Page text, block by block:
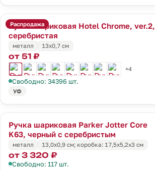
Распродажа
Ручка шариковая Hotel Chrome, ver.2,
серебристая
металл 13х0,7 см
от 51 ₽
+4
Свободно: 34396 шт.
УФ
Ручка шариковая Parker Jotter Core
K63, черный с серебристым
металл 13,0х0,9 см; коробка: 17,5х5,2х3 см
от 3 320 ₽
Свободно: 117 шт.